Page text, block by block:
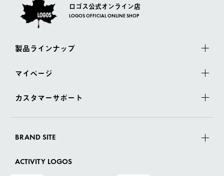
ロゴス公式オンライン店
LOGOS OFFICIAL ONLINE SHOP
製品ラインナップ
マイページ
カスタマーサポート
BRAND SITE
ACTIVITY LOGOS